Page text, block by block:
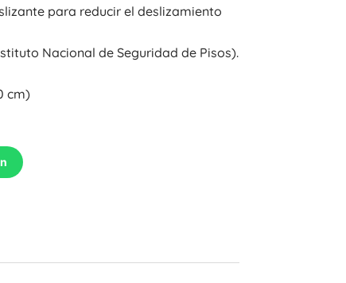
para reducir el deslizamiento
Nacional de Seguridad de Pisos).
cm)